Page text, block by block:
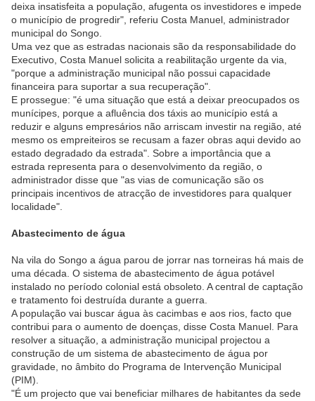
deixa insatisfeita a população, afugenta os investidores e impede
o município de progredir", referiu Costa Manuel, administrador
municipal do Songo.
Uma vez que as estradas nacionais são da responsabilidade do
Executivo, Costa Manuel solicita a reabilitação urgente da via,
"porque a administração municipal não possui capacidade
financeira para suportar a sua recuperação".
E prossegue: "é uma situação que está a deixar preocupados os
munícipes, porque a afluência dos táxis ao município está a
reduzir e alguns empresários não arriscam investir na região, até
mesmo os empreiteiros se recusam a fazer obras aqui devido ao
estado degradado da estrada". Sobre a importância que a
estrada representa para o desenvolvimento da região, o
administrador disse que "as vias de comunicação são os
principais incentivos de atracção de investidores para qualquer
localidade".
Abastecimento de água
Na vila do Songo a água parou de jorrar nas torneiras há mais de
uma década. O sistema de abastecimento de água potável
instalado no período colonial está obsoleto. A central de captação
e tratamento foi destruída durante a guerra.
A população vai buscar água às cacimbas e aos rios, facto que
contribui para o aumento de doenças, disse Costa Manuel. Para
resolver a situação, a administração municipal projectou a
construção de um sistema de abastecimento de água por
gravidade, no âmbito do Programa de Intervenção Municipal
(PIM).
"É um projecto que vai beneficiar milhares de habitantes da sede